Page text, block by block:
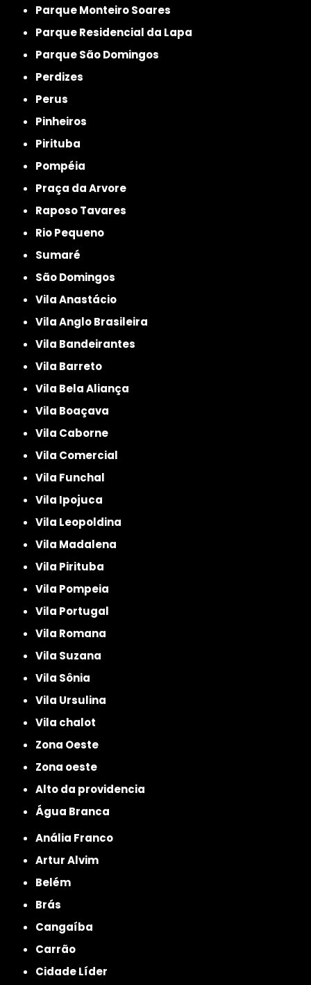
Parque Monteiro Soares
Parque Residencial da Lapa
Parque São Domingos
Perdizes
Perus
Pinheiros
Pirituba
Pompéia
Praça da Arvore
Raposo Tavares
Rio Pequeno
Sumaré
São Domingos
Vila Anastácio
Vila Anglo Brasileira
Vila Bandeirantes
Vila Barreto
Vila Bela Aliança
Vila Boaçava
Vila Caborne
Vila Comercial
Vila Funchal
Vila Ipojuca
Vila Leopoldina
Vila Madalena
Vila Pirituba
Vila Pompeia
Vila Portugal
Vila Romana
Vila Suzana
Vila Sônia
Vila Ursulina
Vila chalot
Zona Oeste
Zona oeste
alto da providencia
Água Branca
Anália Franco
Artur Alvim
Belém
Brás
Cangaíba
Carrão
Cidade Líder